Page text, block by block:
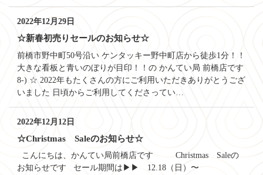
2022年12月29日
☆新春初売りセールのお知らせ☆
前橋市野中町50号沿い ケンタッキー野中町店から徒歩1分！！
大きな看板と青いのぼりが目印！！の かんてい局 前橋店です
8-) ☆ 2022年もたくさんの方にご利用いただきありがとうござ
いました 日頃からご利用してくださってい…
2022年12月12日
☆Christmas Saleのお知らせ☆
こんにちは、かんてい局前橋店です Christmas Saleの
お知らせです セール期間は▶▶ 12.18（日）〜